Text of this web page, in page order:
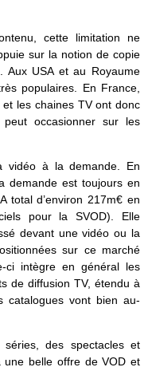
cette limitation ne
sur la notion de copie
Aux USA et au Royaume
populaires. En France,
et les chaines TV ont donc
occasionner sur les
vidéo à la demande. En
demande est toujours en
total d’environ 217m€ en
pour la SVOD). Elle
devant une vidéo ou la
sur ce marché
ci intègre en général les
de diffusion TV, étendu à
catalogues vont bien au-
des spectacles et
une belle offre de VOD et